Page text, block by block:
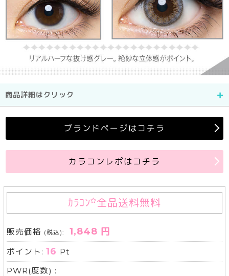
商品詳細はクリック
ブランドページはコチラ
カラコンレポはコチラ
ｶﾗｺﾝ 全品送料無料
販売価格 (税込): 1,848 円
ポイント:16 Pt
PWR(度数) :